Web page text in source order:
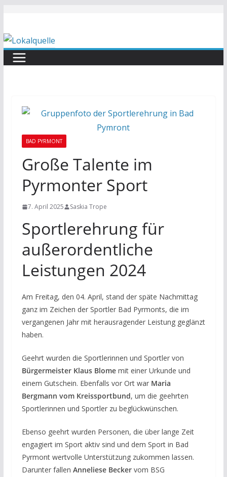
springen
BAD PYRMONT
Große Talente im
Pyrmonter Sport
7. April 2025 Saskia Trope
Sportlerehrung für
außerordentliche
Leistungen 2024
Am Freitag, den 04. April, stand der späte Nachmittag
ganz im Zeichen der Sportler Bad Pyrmonts, die im
vergangenen Jahr mit herausragender Leistung geglänzt
haben.
Geehrt wurden die Sportlerinnen und Sportler von
Bürgermeister Klaus Blomemit einer Urkunde und
einem Gutschein. Ebenfalls vor Ort war Maria
Bergmann vom Kreissportbund, um die geehrten
Sportlerinnen und Sportler zu beglückwünschen.
Ebenso geehrt wurden Personen, die über lange Zeit
engagiert im Sport aktiv sind und dem Sport in Bad
Pyrmont wertvolle Unterstützung zukommen lassen.
Darunter fallen Anneliese Beckervom BSG